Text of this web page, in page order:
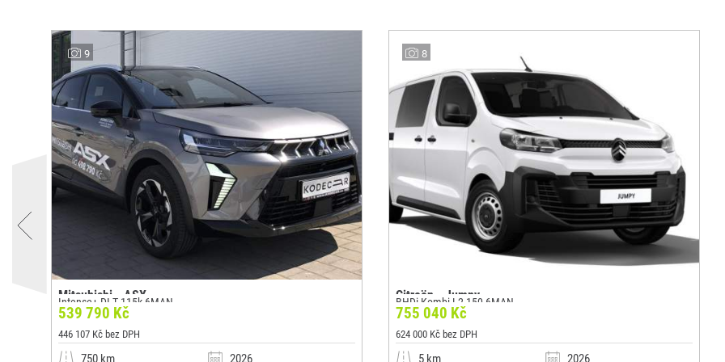
9
Mitsubishi - ASX
Intense+ DI-T 115k 6MAN
539 790 Kč
446 107 Kč bez DPH
750 km 2026
8
Citroën - Jumpy
BHDi Kombi L2 150 6MAN
755 040 Kč
624 000 Kč bez DPH
5 km 2026